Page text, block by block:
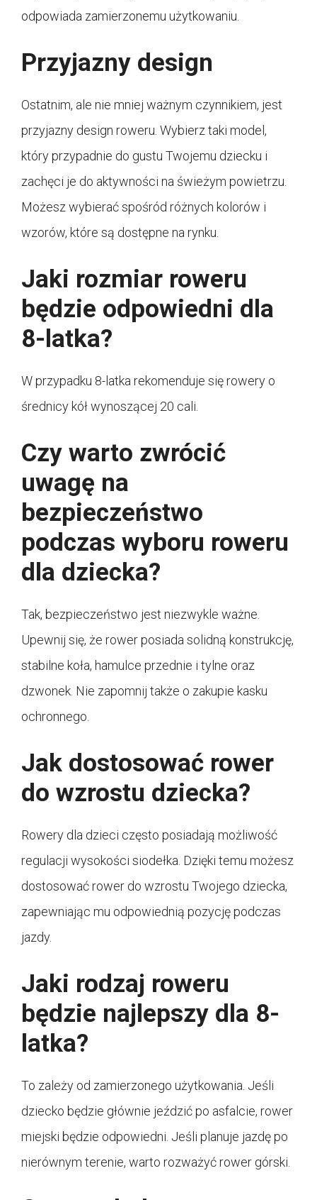
odpowiada zamierzonemu użytkowaniu.
Przyjazny design
Ostatnim, ale nie mniej ważnym czynnikiem, jest
przyjazny design roweru. Wybierz taki model,
który przypadnie do gustu Twojemu dziecku i
zachęci je do aktywności na świeżym powietrzu.
Możesz wybierać spośród różnych kolorów i
wzorów, które są dostępne na rynku.
Jaki rozmiar roweru
będzie odpowiedni dla
8-latka?
W przypadku 8-latka rekomenduje się rowery o
średnicy kół wynoszącej 20 cali.
Czy warto zwrócić
uwagę na
bezpieczeństwo
podczas wyboru roweru
dla dziecka?
Tak, bezpieczeństwo jest niezwykle ważne.
Upewnij się, że rower posiada solidną konstrukcję,
stabilne koła, hamulce przednie i tylne oraz
dzwonek. Nie zapomnij także o zakupie kasku
ochronnego.
Jak dostosować rower
do wzrostu dziecka?
Rowery dla dzieci często posiadają możliwość
regulacji wysokości siodełka. Dzięki temu możesz
dostosować rower do wzrostu Twojego dziecka,
zapewniając mu odpowiednią pozycję podczas
jazdy.
Jaki rodzaj roweru
będzie najlepszy dla 8-
latka?
To zależy od zamierzonego użytkowania. Jeśli
dziecko będzie głównie jeździć po asfalcie, rower
miejski będzie odpowiedni. Jeśli planuje jazdę po
nierównym terenie, warto rozważyć rower górski.